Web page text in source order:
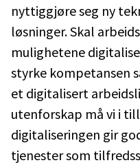
nyttiggjøre seg ny
løsninger. Skal
mulighetene
styrke kompetansen
et digitalisert
utenforskap må vi i
digitaliseringen gir
tjenester som